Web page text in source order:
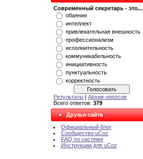
Современный секретарь - это...
обаяние
интеллект
привлекательная внешность
профессионализм
исполнительность
коммуникабельность
инициативность
пунктуальность
корректность
Результаты | Архив опросов
Всего ответов: 379
Друзья сайта
Официальный блог
Сообщество uCoz
FAQ по системе
Инструкции для uCoz